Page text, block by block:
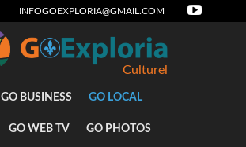
INFOGOEXPLORIA@GMAIL.COM
Culturel
GO BUSINESS GO LOCAL
GO WEB TV GO PHOTOS